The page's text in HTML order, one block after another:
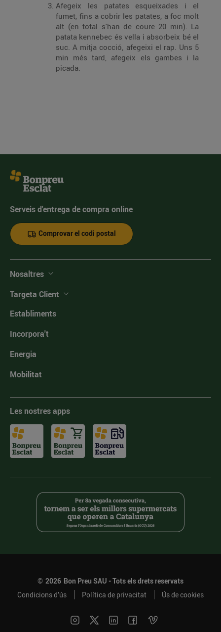
Afegeix les patates esqueixades i el
fumet, fins a cobrir les patates, a foc molt
alt (en total s'han de coure 20 min). La
patata kennebec és vella i absorbeix bé el
suc. A mitja cocció, afegeixi el rap. Uns 5
min més tard, afegeix els gambes i la
picada.
Serveis d'entrega de compra online
Comprovar el codi postal
Nosaltres
Targeta Client
Establiments
Incorpora't
Energia
Mobilitat
Les nostres apps
© 2026 Bon Preu SAU - Tots els drets reservats
Condicions d’ús
Política de privacitat Ús de cookies